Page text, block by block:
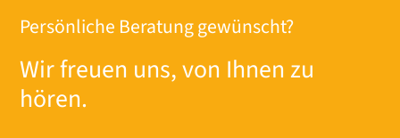
Persönliche Beratung gewünscht?
Wir freuen uns, von Ihnen zu
hören.